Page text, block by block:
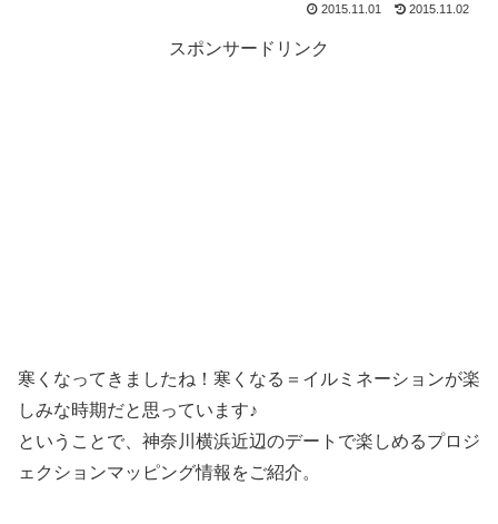
2015.11.01 2015.11.02
スポンサードリンク
寒くなってきましたね！寒くなる＝イルミネーションが楽
しみな時期だと思っています♪
ということで、神奈川横浜近辺のデートで楽しめるプロジ
ェクションマッピング情報をご紹介。